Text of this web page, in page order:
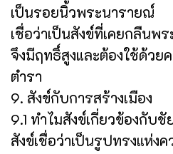
เป็นรอยนิ้วพระนารายณ์
เชื่อว่าเป็นสังข์ที่เคยกลืนพร
จึงมีฤทธิ์สูงและต้องใช้ด้วย
ตำรา
9. สังข์กับการสร้างเมือง
9.1 ทำไมสังข์เกี่ยวข้องกับชั
สังข์เชื่อว่าเป็นรูปทรงแห่ง